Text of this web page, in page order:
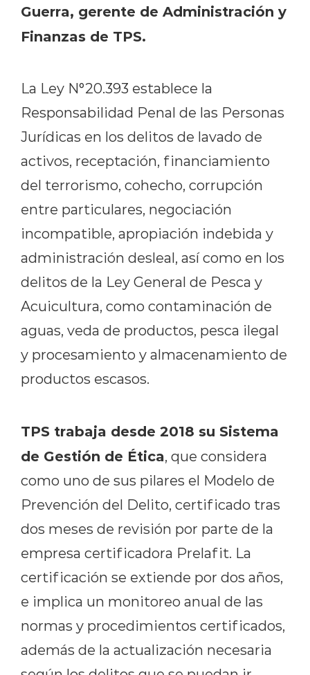
Guerra, gerente de Administración y
Finanzas de TPS.
La Ley N°20.393 establece la
Responsabilidad Penal de las Personas
Jurídicas en los delitos de lavado de
activos, receptación, financiamiento
del terrorismo, cohecho, corrupción
entre particulares, negociación
incompatible, apropiación indebida y
administración desleal, así como en los
delitos de la Ley General de Pesca y
Acuicultura, como contaminación de
aguas, veda de productos, pesca ilegal
y procesamiento y almacenamiento de
productos escasos.
TPS trabaja desde 2018 su Sistema
de Gestión de Ética, que considera
como uno de sus pilares el Modelo de
Prevención del Delito, certificado tras
dos meses de revisión por parte de la
empresa certificadora Prelafit. La
certificación se extiende por dos años,
e implica un monitoreo anual de las
normas y procedimientos certificados,
además de la actualización necesaria